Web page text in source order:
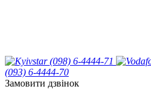
(098) 6-4444-71
(093) 6-4444-70
Замовити дзвінок